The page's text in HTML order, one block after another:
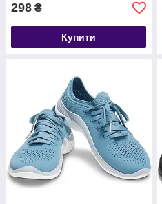
298 ₴
Купити